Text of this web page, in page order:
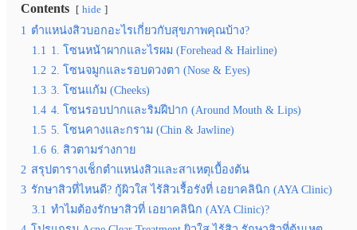
Contents hide
1 ตำแหน่งสิวบอกอะไรเกี่ยวกับสุขภาพคุณบ้าง?
1.1 1. โซนหน้าผากและไรผม (Forehead & Hairline)
1.2 2. โซนจมูกและรอบดวงตา (Nose & Eyes)
1.3 3. โซนแก้ม (Cheeks)
1.4 4. โซนรอบปากและริมฝีปาก (Around Mouth & Lips)
1.5 5. โซนคางและกราม (Chin & Jawline)
1.6 6. สิวตามร่างกาย
2 สรุปตารางเช็กตำแหน่งสิวและสาเหตุเบื้องต้น
3 รักษาสิวที่ไหนดี? กู้ผิวใส ไร้สิวเรื้อรังที่ เอยาคลินิก (AYA Clinic)
3.1 ทำไมต้องรักษาสิวที่ เอยาคลินิก (AYA Clinic)?